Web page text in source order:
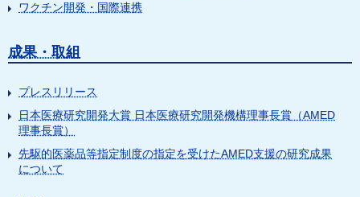
ワクチン開発・国際連携
成果・取組
プレスリリース
日本医療研究開発大賞 日本医療研究開発機構理事長賞（AMED
理事長賞）
先駆的医薬品等指定制度の指定を受けたAMED支援の研究成果
について